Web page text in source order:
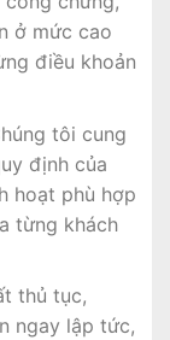
ở mức cao
điều khoản
tôi cung
định của
hoạt phù hợp
từng khách
thủ tục,
ngay lập tức,